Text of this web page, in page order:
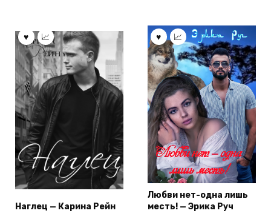
Наглец — Карина Рейн
Любви нет-одна лишь
месть! — Эрика Руч